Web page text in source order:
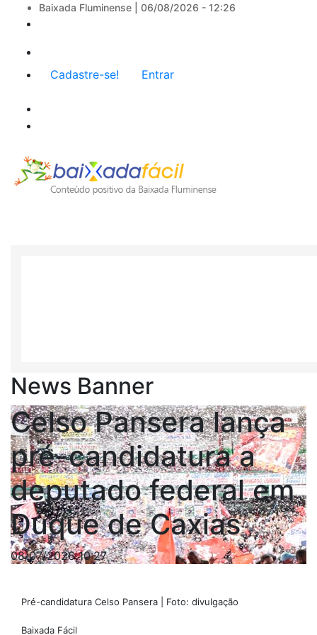
Baixada Fluminense | 06/08/2026 - 12:26
Menu
de
usuário
Cadastre-se! Entrar
News Banner
Celso Pansera lança
pré-candidatura a
deputado federal em
Duque de Caxias
08/07/2026 10:27
Pré-candidatura Celso Pansera | Foto: divulgação
Baixada Fácil